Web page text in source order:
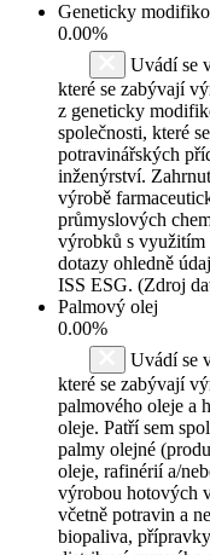
Geneticky
0.00%
Uvádí se
které se zabývají
z geneticky
společnosti, které
potravinářských
inženýrství.
výrobě
průmyslových
výrobků s využitím
dotazy ohledně
ISS ESG. (Zdroj
Palmový olej
0.00%
Uvádí se
které se zabývají
palmového oleje a
oleje. Patří sem
palmy olejné
oleje, rafinérií a/
výrobou hotových
včetně potravin a
biopaliva,